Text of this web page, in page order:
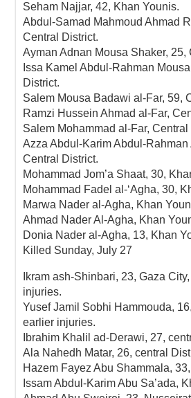
Seham Najjar, 42, Khan Younis.
Abdul-Samad Mahmoud Ahmad
Central District.
Ayman Adnan Mousa Shaker, 25,
Issa Kamel Abdul-Rahman
District.
Salem Mousa Badawi al-Far, 59,
Ramzi Hussein Ahmad al-Far,
Salem Mohammad al-Far, Central
Azza Abdul-Karim Abdul-Rahman
Central District.
Mohammad Jom’a Shaat, 30,
Mohammad Fadel al-‘Agha, 30,
Marwa Nader al-Agha, Khan
Ahmad Nader Al-Agha, Khan
Donia Nader al-Agha, 13, Khan
Killed Sunday, July 27
Ikram ash-Shinbari, 23, Gaza
injuries.
Yusef Jamil Sobhi Hammouda,
earlier injuries.
Ibrahim Khalil ad-Derawi, 27,
Ala Nahedh Matar, 26, central
Hazem Fayez Abu Shammala,
Issam Abdul-Karim Abu Sa’ada,